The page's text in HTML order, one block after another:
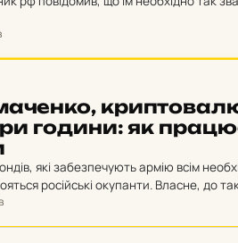
години: як
які забезпечують армію всім
російські окупанти. Власне, до